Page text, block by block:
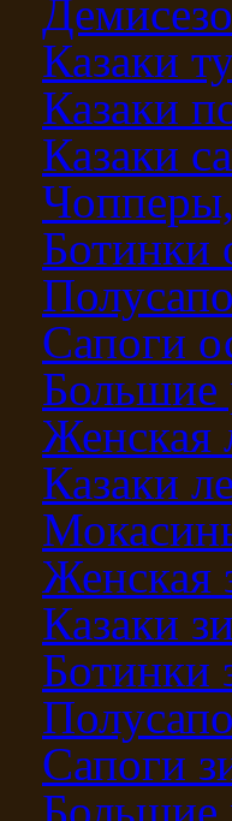
Казаки
Казаки
Казаки
Ботинки
Сапоги
Большие
Женская
Казаки
Женская
Казаки
Ботинки
Сапоги